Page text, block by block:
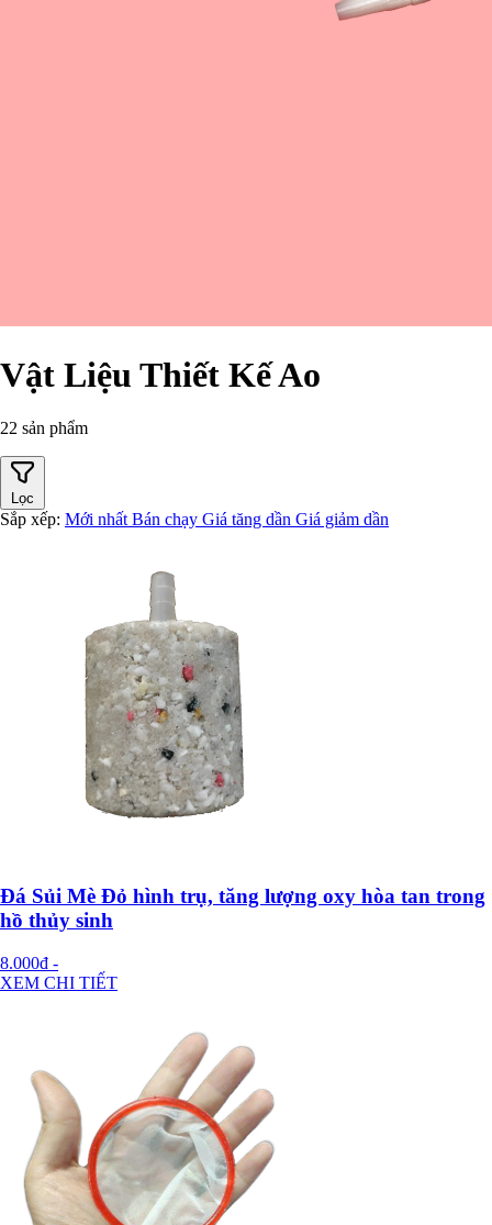
Vật Liệu Thiết Kế Ao
22 sản phẩm
Lọc
Sắp xếp: Mới nhất Bán chạy Giá tăng dần Giá giảm dần
Đá Sủi Mè Đỏ hình trụ, tăng lượng oxy hòa tan trong
hồ thủy sinh
8.000đ -
XEM CHI TIẾT